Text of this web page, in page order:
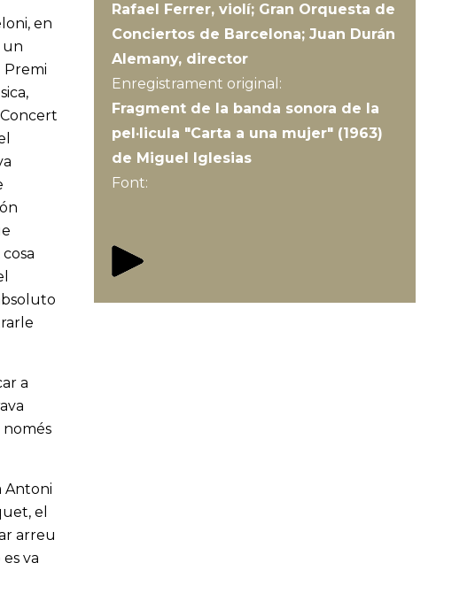
en
un
Premi
a
només
Antoni
el
arreu
va
Rafael Ferrer, violí; Gran Orquesta de
Conciertos de Barcelona; Juan Durán
Alemany, director
Enregistrament original:
Fragment de la banda sonora de la
pel·licula "Carta a una mujer" (1963)
de Miguel Iglesias
Font: